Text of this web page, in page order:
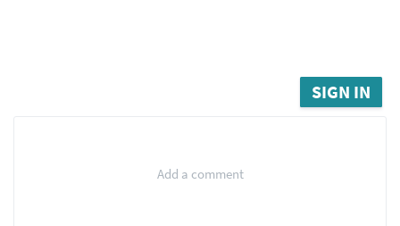
SIGN IN
Add a comment